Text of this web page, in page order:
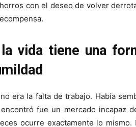
con el deseo de volver
vida tiene una
era la falta de trabajo. Había
fue un mercado incapaz
ocurre exactamente lo